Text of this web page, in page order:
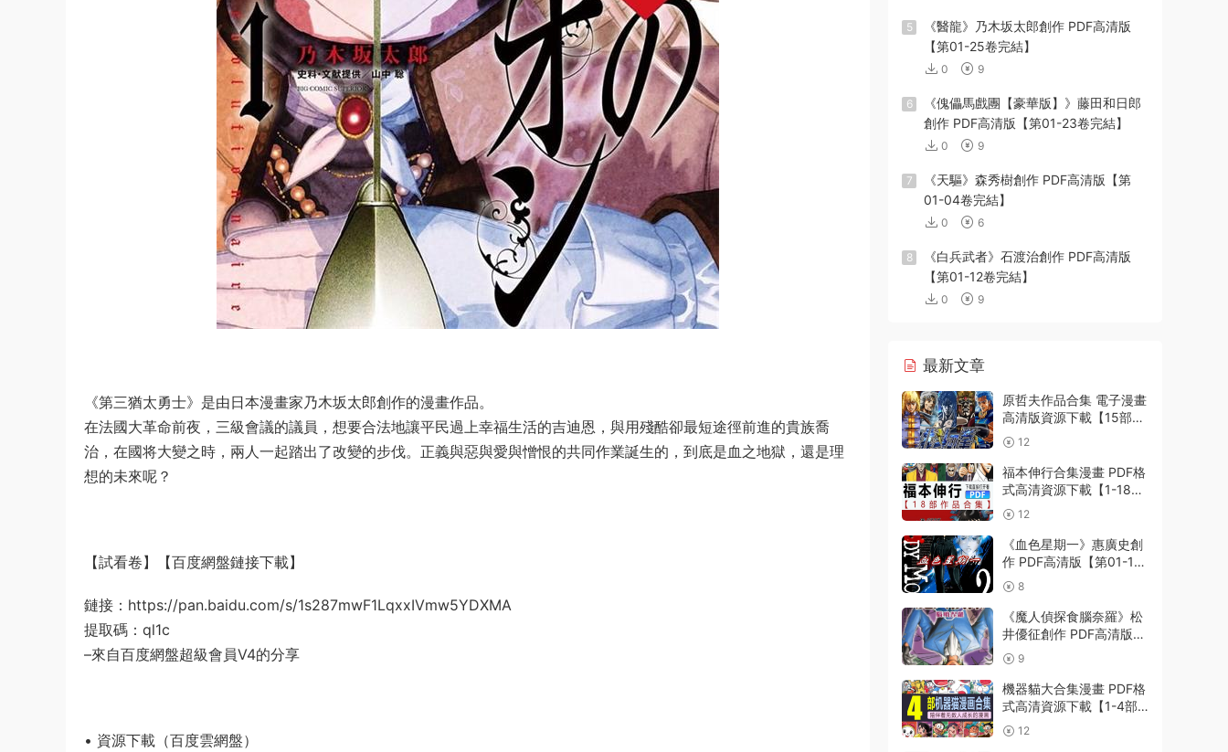
《第三猶太勇士》是由日本漫畫家乃木坂太郎創作的漫畫作品。
在法國大革命前夜，三級會議的議員，想要合法地讓平民過上幸福生活的吉迪恩，與用殘酷卻最短途徑前進的貴族喬
治，在國将大變之時，兩人一起踏出了改變的步伐。正義與惡與愛與憎恨的共同作業誕生的，到底是血之地獄，還是理
想的未來呢？
【試看卷】【百度網盤鏈接下載】
鏈接：https://pan.baidu.com/s/1s287mwF1LqxxIVmw5YDXMA
提取碼：ql1c
–來自百度網盤超級會員V4的分享
• 資源下載（百度雲網盤）
5
《醫龍》乃木坂太郎創作 PDF高清版
【第01-25卷完結】
0 9
6
《傀儡馬戲團【豪華版】》藤田和日郎
創作 PDF高清版【第01-23卷完結】
0 9
7
《天驅》森秀樹創作 PDF高清版【第
01-04卷完結】
0 6
8
《白兵武者》石渡治創作 PDF高清版
【第01-12卷完結】
0 9
最新文章
原哲夫作品合集 電子漫畫
高清版資源下載【15部合
集完結】【PDF格式】
【電子版漫畫】
12
福本伸行合集漫畫 PDF格
式高清資源下載【1-18部
完結】Kindle電子漫畫資
源精品
12
《血色星期一》惠廣史創
作 PDF高清版【第01-11
卷完結】
8
《魔人偵探食腦奈羅》松
井優征創作 PDF高清版
【第01-23卷完結】
9
機器貓大合集漫畫 PDF格
式高清資源下載【1-4部
合集完結】Kindle電子漫
畫資源精品
12